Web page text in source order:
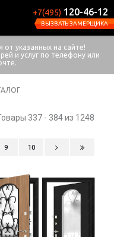
+7(495) 120-46-12
ВЫЗВАТЬ ЗАМЕРЩИКА
от указанных на сайте!
и услуг по телефону или
337 - 384 из 1248
9 10